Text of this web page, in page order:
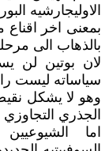
الاوليجارشيه
بمعنى اخر
بالذهاب الى
لان بوتين لن
سياساته ليست
وهو لا يشكل
الجذري التجاوزي
اما